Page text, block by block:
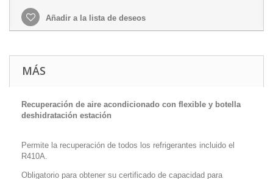
Añadir a la lista de deseos
MÁS
Recuperación de aire acondicionado con flexible y botella
deshidratación estación
Permite la recuperación de todos los refrigerantes incluido el
R410A.
Obligatorio para obtener su certificado de capacidad para